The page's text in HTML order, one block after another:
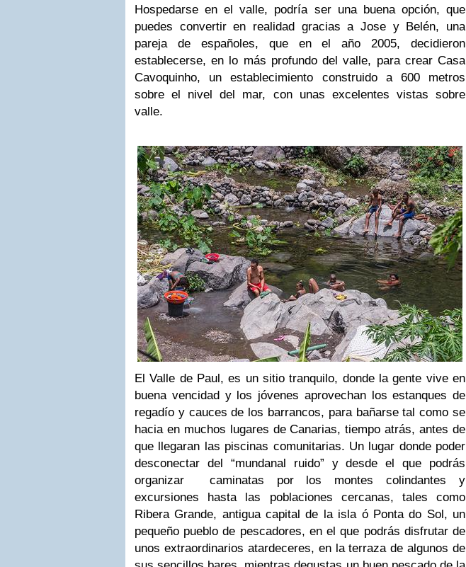
Hospedarse en el valle, podría ser una buena opción, que
puedes convertir en realidad gracias a Jose y Belén, una
pareja de españoles, que en el año 2005, decidieron
establecerse, en lo más profundo del valle, para crear Casa
Cavoquinho, un establecimiento construido a 600 metros
sobre el nivel del mar, con unas excelentes vistas sobre
valle.
El Valle de Paul, es un sitio tranquilo, donde la gente vive en
buena vencidad y los jóvenes aprovechan los estanques de
regadío y cauces de los barrancos, para bañarse tal como se
hacia en muchos lugares de Canarias, tiempo atrás, antes de
que llegaran las piscinas comunitarias. Un lugar donde poder
desconectar del “mundanal ruido” y desde el que podrás
organizar caminatas por los montes colindantes y
excursiones hasta las poblaciones cercanas, tales como
Ribera Grande, antigua capital de la isla ó Ponta do Sol, un
pequeño pueblo de pescadores, en el que podrás disfrutar de
unos extraordinarios atardeceres, en la terraza de algunos de